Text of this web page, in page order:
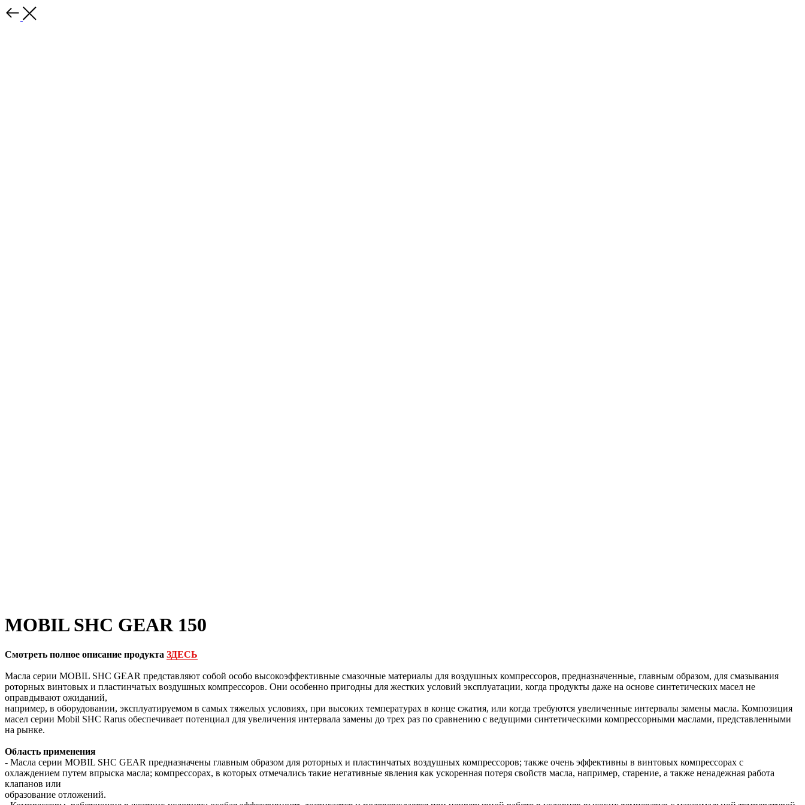
MOBIL SHC GEAR 150
Смотреть полное описание продукта ЗДЕСЬ
Масла серии MOBIL SHC GEAR представляют собой особо высокоэффективные смазочные материалы для воздушных компрессоров, предназначенные, главным образом, для смазывания
роторных винтовых и пластинчатых воздушных компрессоров. Они особенно пригодны для жестких условий эксплуатации, когда продукты даже на основе синтетических масел не
оправдывают ожиданий,
например, в оборудовании, эксплуатируемом в самых тяжелых условиях, при высоких температурах в конце сжатия, или когда требуются увеличенные интервалы замены масла. Композиция
масел серии Mobil SHC Rarus обеспечивает потенциал для увеличения интервала замены до трех раз по сравнению с ведущими синтетическими компрессорными маслами, представленными
на рынке.
Область применения
- Масла серии MOBIL SHC GEAR предназначены главным образом для роторных и пластинчатых воздушных компрессоров; также очень эффективны в винтовых компрессорах с
охлаждением путем впрыска масла; компрессорах, в которых отмечались такие негативные явления как ускоренная потеря свойств масла, например, старение, а также ненадежная работа
клапанов или
образование отложений.